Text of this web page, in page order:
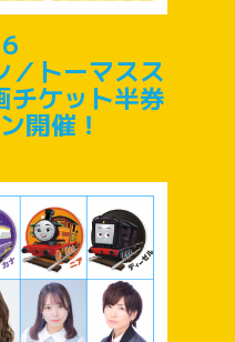
／トーマスス
チケット半券
開催！